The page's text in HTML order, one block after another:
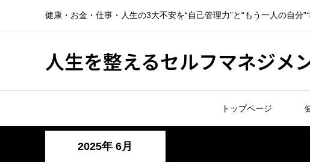
健康・お金・仕事・人生の3大不安を“自己管理力”と“もう一人の自分
人生を整えるセルフマネジメ
トップページ
2025年 6月